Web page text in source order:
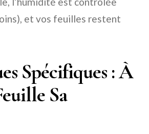
et vos feuilles restent
Spécifiques : À
Sa